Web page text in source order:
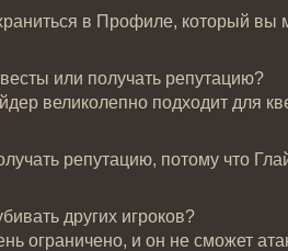
в Профиле, который вы
или получать репутацию?
великолепно подходит для
репутацию, потому что
других игроков?
ограничено, и он не сможет